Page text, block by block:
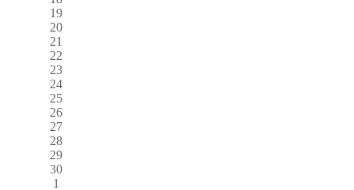
19
20
21
22
23
24
25
26
27
28
29
30
1